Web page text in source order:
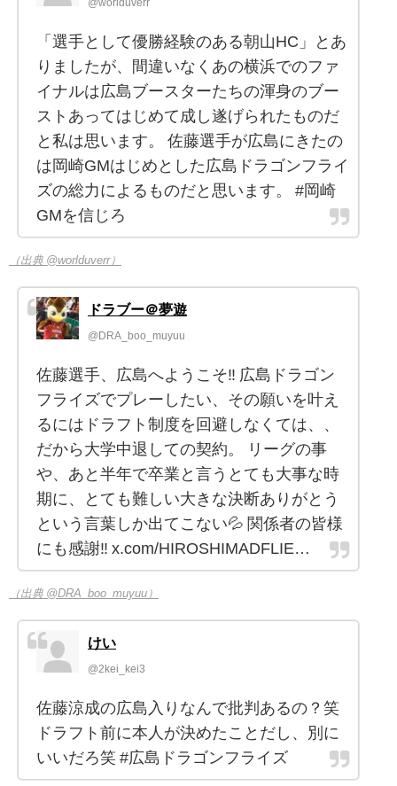
@worlduverr
「選手として優勝経験のある朝山HC」とあ
りましたが、間違いなくあの横浜でのファ
イナルは広島ブースターたちの渾身のブー
ストあってはじめて成し遂げられたものだ
と私は思います。 佐藤選手が広島にきたの
は岡崎GMはじめとした広島ドラゴンフライ
ズの総力によるものだと思います。 #岡崎
GMを信じろ
（出典 @worlduverr）
ドラブー＠夢遊
@DRA_boo_muyuu
佐藤選手、広島へようこそ‼️ 広島ドラゴン
フライズでプレーしたい、その願いを叶え
るにはドラフト制度を回避しなくては、、
だから大学中退しての契約。 リーグの事
や、あと半年で卒業と言うとても大事な時
期に、とても難しい大きな決断ありがとう
という言葉しか出てこない💦 関係者の皆様
にも感謝‼️ x.com/HIROSHIMADFLIE…
（出典 @DRA_boo_muyuu）
けい
@2kei_kei3
佐藤涼成の広島入りなんで批判あるの？笑
ドラフト前に本人が決めたことだし、別に
いいだろ笑 #広島ドラゴンフライズ